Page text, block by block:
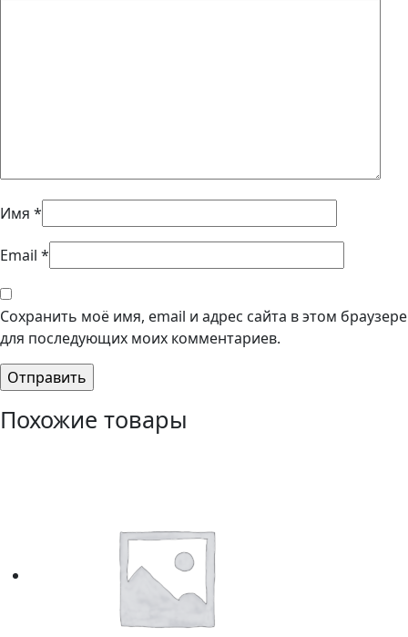
Имя *
Email *
Сохранить моё имя, email и адрес сайта в этом браузере
для последующих моих комментариев.
Похожие товары